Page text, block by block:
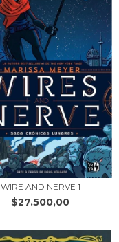
WIRE AND NERVE 1
$27.500,00